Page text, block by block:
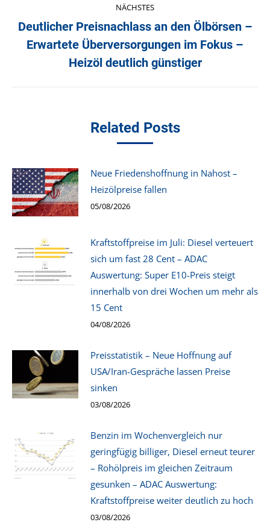
NÄCHSTES
Nächster
Beitrag:
Deutlicher Preisnachlass an den Ölbörsen –
Erwartete Überversorgungen im Fokus –
Heizöl deutlich günstiger
Related Posts
Neue Friedenshoffnung in Nahost –
Heizölpreise fallen
05/08/2026
Kraftstoffpreise im Juli: Diesel verteuert
sich um fast 28 Cent – ADAC
Auswertung: Super E10-Preis steigt
innerhalb von drei Wochen um mehr als
15 Cent
04/08/2026
Preisstatistik – Neue Hoffnung auf
USA/Iran-Gespräche lassen Preise
sinken
03/08/2026
Benzin im Wochenvergleich nur
geringfügig billiger, Diesel erneut teurer
– Rohölpreis im gleichen Zeitraum
gesunken – ADAC Auswertung:
Kraftstoffpreise weiter deutlich zu hoch
03/08/2026